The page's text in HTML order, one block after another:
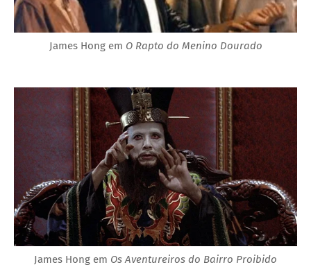
James Hong em O Rapto do Menino Dourado
James Hong em Os Aventureiros do Bairro Proibido